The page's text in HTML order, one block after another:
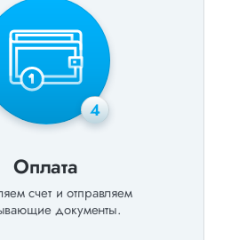
4
Оплата
счет и отправляем
документы.